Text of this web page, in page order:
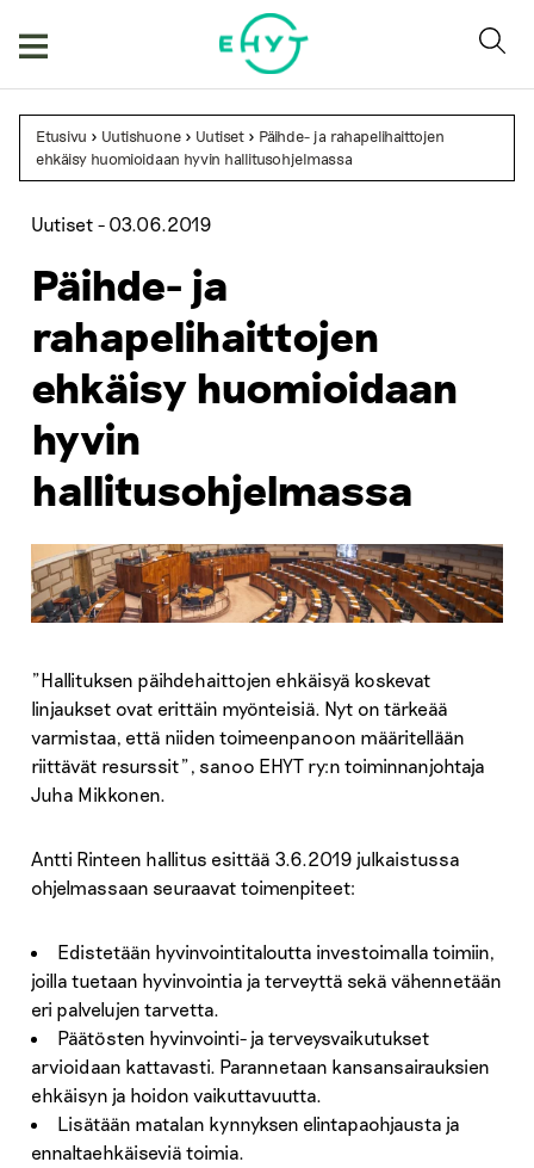
Etusivu > Uutishuone > Uutiset > Päihde- ja rahapelihaittojen
ehkäisy huomioidaan hyvin hallitusohjelmassa
Uutiset - 03.06.2019
Päihde- ja
rahapelihaittojen
ehkäisy huomioidaan
hyvin
hallitusohjelmassa
”Hallituksen päihdehaittojen ehkäisyä koskevat
linjaukset ovat erittäin myönteisiä. Nyt on tärkeää
varmistaa, että niiden toimeenpanoon määritellään
riittävät resurssit”, sanoo EHYT ry:n toiminnanjohtaja
Juha Mikkonen.
Antti Rinteen hallitus esittää 3.6.2019 julkaistussa
ohjelmassaan seuraavat toimenpiteet:
Edistetään hyvinvointitaloutta investoimalla toimiin,
joilla tuetaan hyvinvointia ja terveyttä sekä vähennetään
eri palvelujen tarvetta.
Päätösten hyvinvointi- ja terveysvaikutukset
arvioidaan kattavasti. Parannetaan kansansairauksien
ehkäisyn ja hoidon vaikuttavuutta.
Lisätään matalan kynnyksen elintapaohjausta ja
ennaltaehkäiseviä toimia.